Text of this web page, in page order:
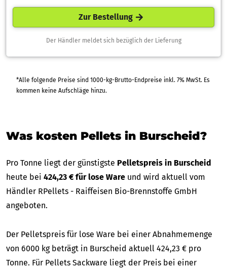
Zur Bestellung
Der Händler meldet sich bezüglich der Lieferung
*Alle folgende Preise sind 1000-kg-Brutto-Endpreise inkl. 7% MwSt. Es
kommen keine Aufschläge hinzu.
Was kosten Pellets in Burscheid?
Pro Tonne liegt der günstigste Pelletspreis in Burscheid
heute bei 424,23 € für lose Ware und wird aktuell vom
Händler RPellets - Raiffeisen Bio-Brennstoffe GmbH
angeboten.
Der Pelletspreis für lose Ware bei einer Abnahmemenge
von 6000 kg beträgt in Burscheid aktuell 424,23 € pro
Tonne. Für Pellets Sackware liegt der Preis bei einer